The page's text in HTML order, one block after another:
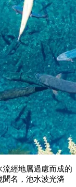
流經地層過慮而成的
聞名，池水波光潾